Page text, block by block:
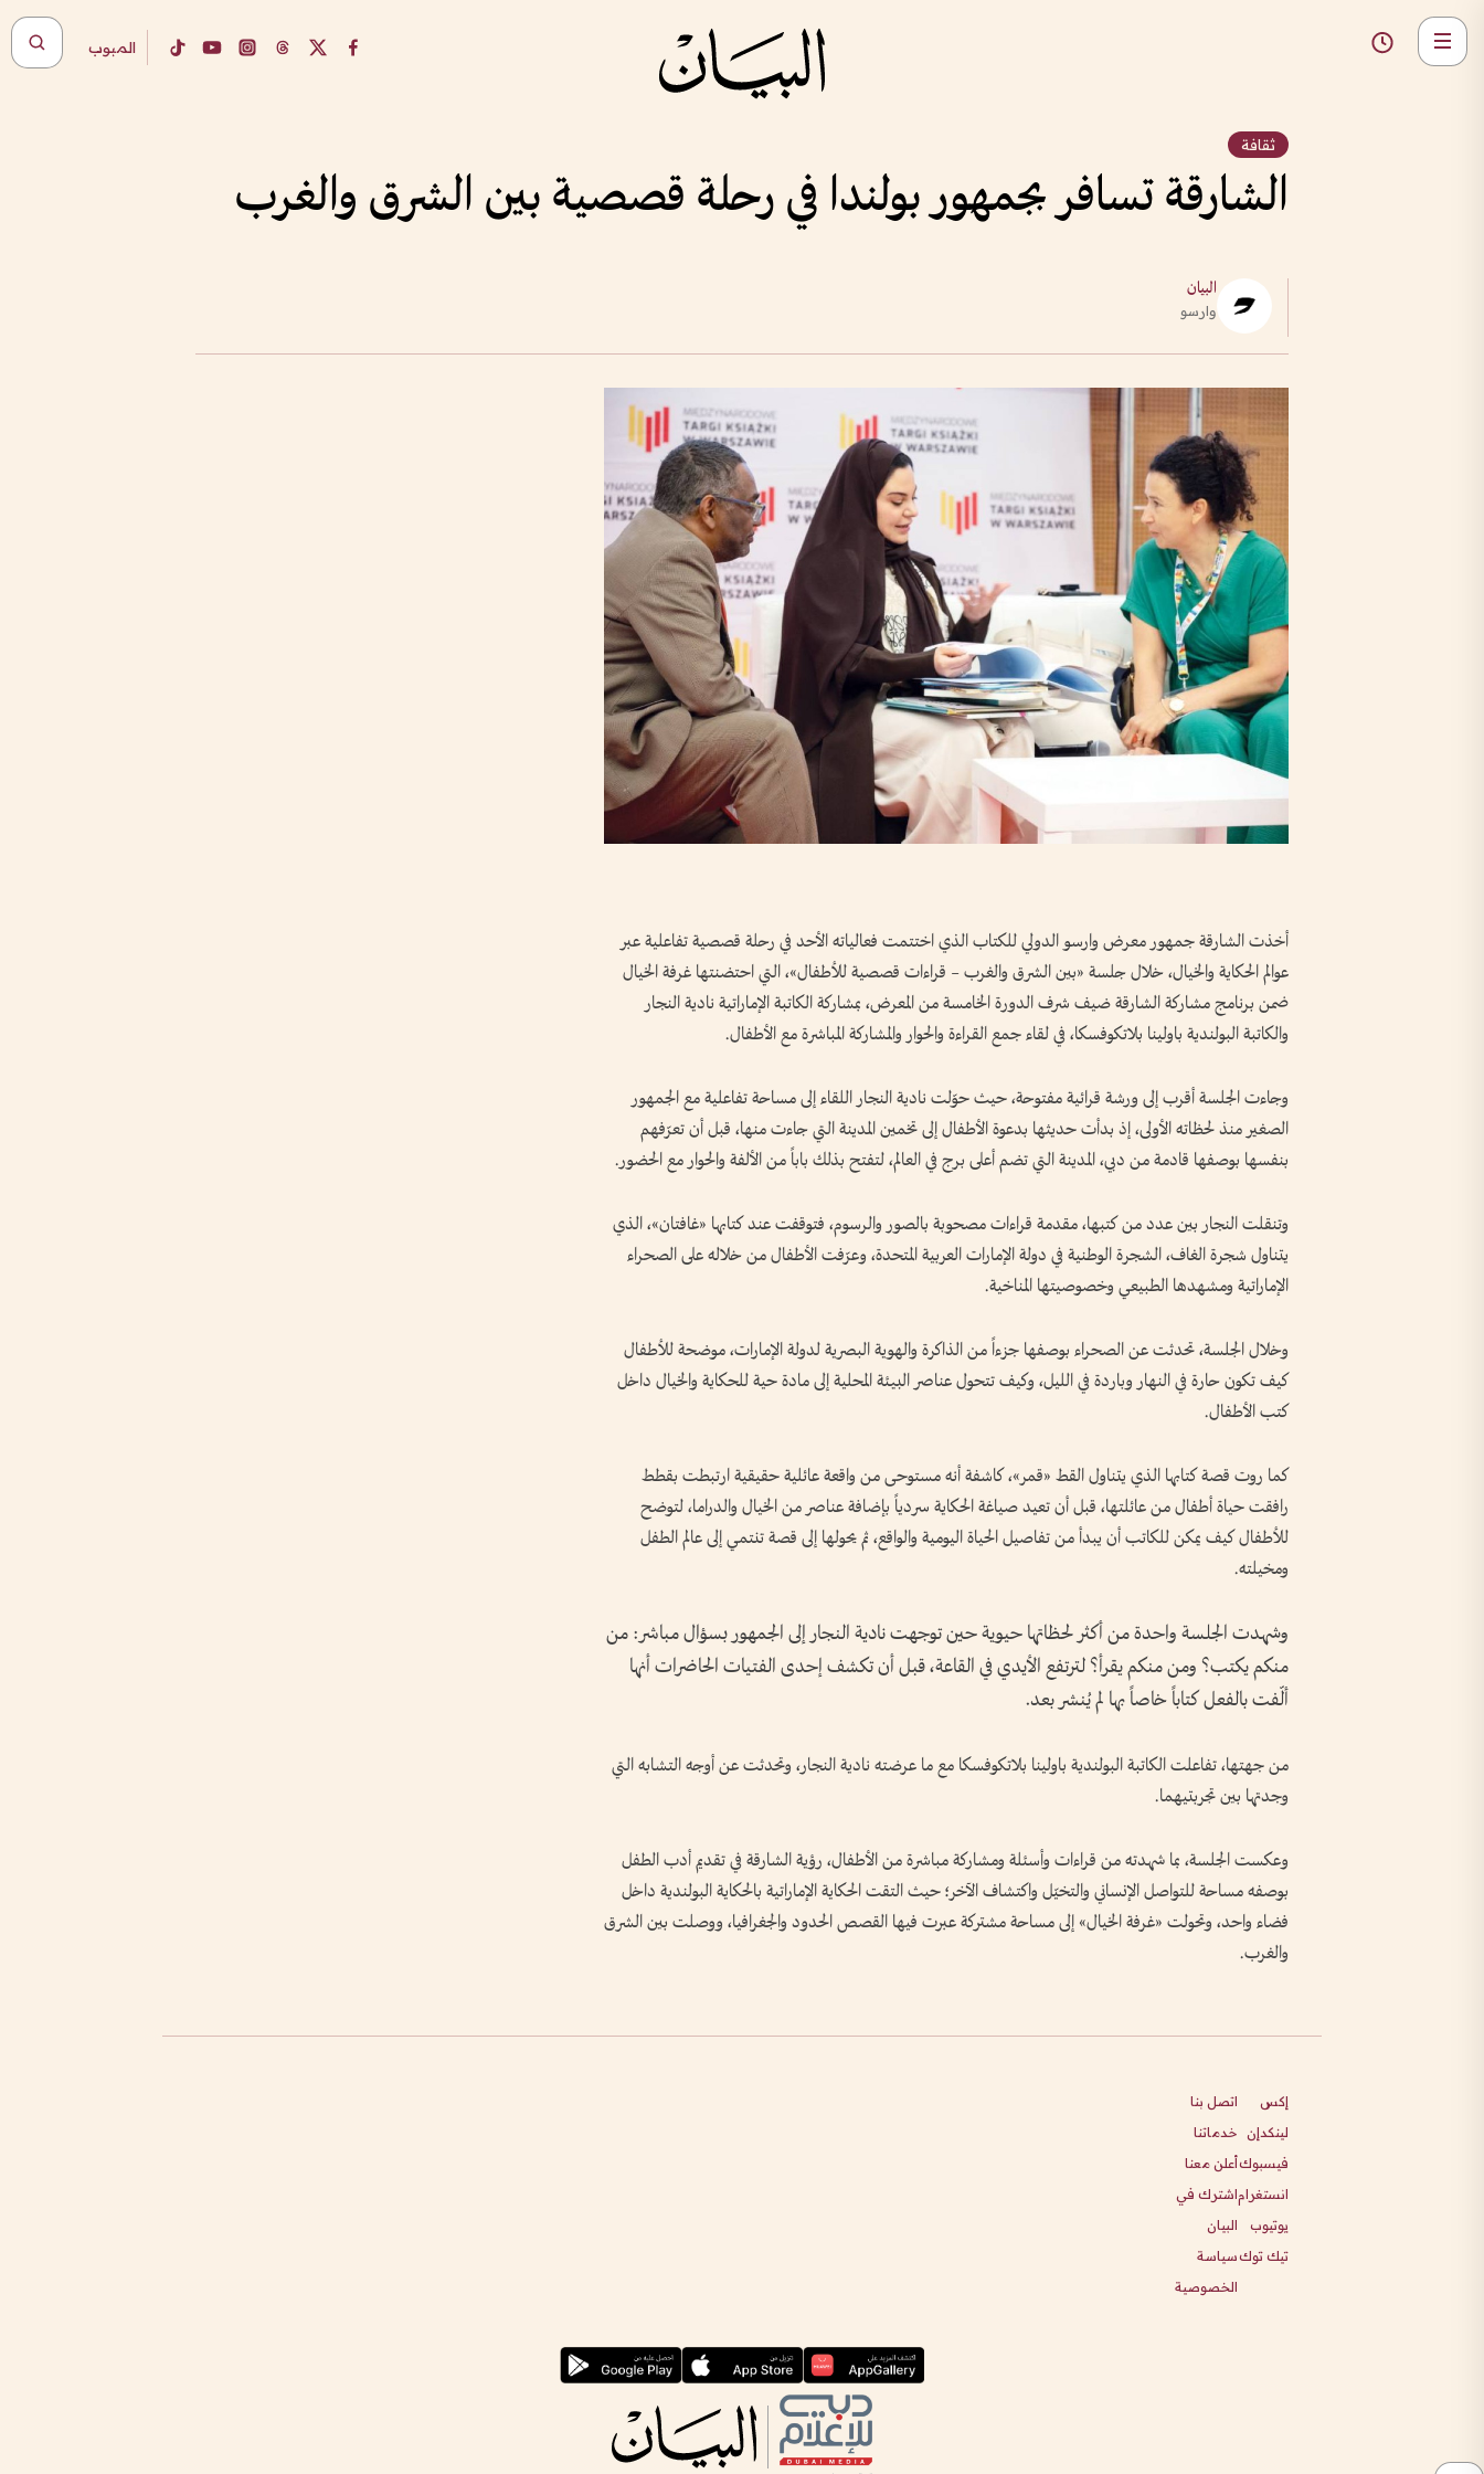
المبوب
ثقافة
الشارقة تسافر بجمهور بولندا في رحلة قصصية بين الشرق والغرب
البيان
وارسو
أخذت الشارقة جمهور معرض وارسو الدولي للكتاب الذي اختتمت فعالياته الأحد في رحلة قصصية تفاعلية عبر
عوالم الحكاية والخيال، خلال جلسة «بين الشرق والغرب – قراءات قصصية للأطفال»، التي احتضنتها غرفة الخيال
ضمن برنامج مشاركة الشارقة ضيف شرف الدورة الخامسة من المعرض، بمشاركة الكاتبة الإماراتية نادية النجار
والكاتبة البولندية باولينا بلاتكوفسكا، في لقاء جمع القراءة والحوار والمشاركة المباشرة مع الأطفال.
وجاءت الجلسة أقرب إلى ورشة قرائية مفتوحة، حيث حوّلت نادية النجار اللقاء إلى مساحة تفاعلية مع الجمهور
الصغير منذ لحظاته الأولى، إذ بدأت حديثها بدعوة الأطفال إلى تخمين المدينة التي جاءت منها، قبل أن تعرّفهم
بنفسها بوصفها قادمة من دبي، المدينة التي تضم أعلى برج في العالم، لتفتح بذلك باباً من الألفة والحوار مع الحضور.
وتنقلت النجار بين عدد من كتبها، مقدمة قراءات مصحوبة بالصور والرسوم، فتوقفت عند كتابها «غافتان»، الذي
يتناول شجرة الغاف، الشجرة الوطنية في دولة الإمارات العربية المتحدة، وعرّفت الأطفال من خلاله على الصحراء
الإماراتية ومشهدها الطبيعي وخصوصيتها المناخية.
وخلال الجلسة، تحدثت عن الصحراء بوصفها جزءاً من الذاكرة والهوية البصرية لدولة الإمارات، موضحة للأطفال
كيف تكون حارة في النهار وباردة في الليل، وكيف تتحول عناصر البيئة المحلية إلى مادة حية للحكاية والخيال داخل
كتب الأطفال.
كما روت قصة كتابها الذي يتناول القط «قمر»، كاشفة أنه مستوحى من واقعة عائلية حقيقية ارتبطت بقطط
رافقت حياة أطفال من عائلتها، قبل أن تعيد صياغة الحكاية سردياً بإضافة عناصر من الخيال والدراما، لتوضح
للأطفال كيف يمكن للكاتب أن يبدأ من تفاصيل الحياة اليومية والواقع، ثم يحولها إلى قصة تنتمي إلى عالم الطفل
ومخيلته.
وشهدت الجلسة واحدة من أكثر لحظاتها حيوية حين توجهت نادية النجار إلى الجمهور بسؤال مباشر: من
منكم يكتب؟ ومن منكم يقرأ؟ لترتفع الأيدي في القاعة، قبل أن تكشف إحدى الفتيات الحاضرات أنها
ألّفت بالفعل كتاباً خاصاً بها لم يُنشر بعد.
من جهتها، تفاعلت الكاتبة البولندية باولينا بلاتكوفسكا مع ما عرضته نادية النجار، وتحدثت عن أوجه التشابه التي
وجدتها بين تجربتيهما.
وعكست الجلسة، بما شهدته من قراءات وأسئلة ومشاركة مباشرة من الأطفال، رؤية الشارقة في تقديم أدب الطفل
بوصفه مساحة للتواصل الإنساني والتخيّل واكتشاف الآخر؛ حيث التقت الحكاية الإماراتية بالحكاية البولندية داخل
فضاء واحد، وتحولت «غرفة الخيال» إلى مساحة مشتركة عبرت فيها القصص الحدود والجغرافيا، ووصلت بين الشرق
والغرب.
إكس
لينكدإن
فيسبوك
انستغرام
يوتيوب
تيك توك
اتصل بنا
خدماتنا
أعلن معنا
اشترك في
البيان
سياسة
الخصوصية